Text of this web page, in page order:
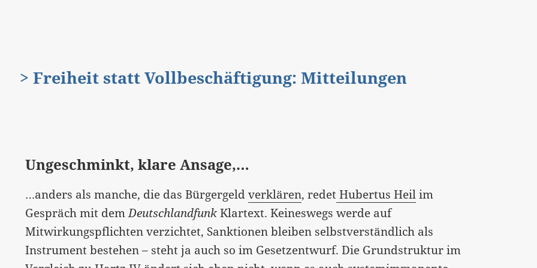
> Freiheit statt Vollbeschäftigung: Mitteilungen
Ungeschminkt, klare Ansage,…
…anders als manche, die das Bürgergeldverklären, redetHubertus Heilim
Gespräch mit demDeutschlandfunkKlartext. Keineswegs werde auf
Mitwirkungspflichten verzichtet, Sanktionen bleiben selbstverständlich als
Instrument bestehen – steht ja auch so im Gesetzentwurf. Die Grundstruktur im